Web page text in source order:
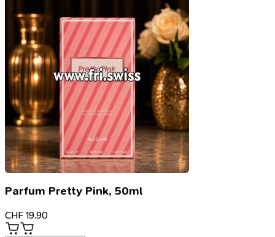
Parfum Pretty Pink, 50ml
CHF 19.90